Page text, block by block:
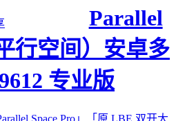
Parallel
行空间）安卓多
专业版
Space Pro」「原 LBE 双开大